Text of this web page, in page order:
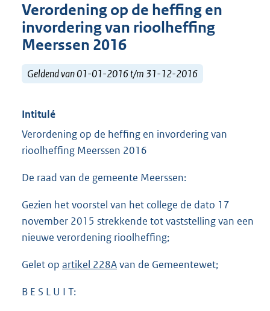
Verordening op de heffing en
invordering van rioolheffing
Meerssen 2016
Geldend van 01-01-2016 t/m 31-12-2016
Intitulé
Verordening op de heffing en invordering van
rioolheffing Meerssen 2016
De raad van de gemeente Meerssen:
Gezien het voorstel van het college de dato 17
november 2015 strekkende tot vaststelling van een
nieuwe verordening rioolheffing;
Gelet op artikel 228Avan de Gemeentewet;
B E S L U I T: